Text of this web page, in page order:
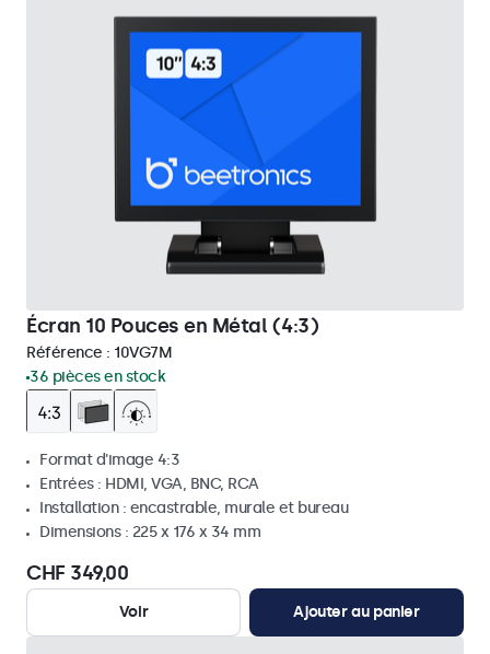
Écran 10 Pouces en Métal (4:3)
Référence : 10VG7M
36 pièces en stock
Format d'image 4:3
Entrées : HDMI, VGA, BNC, RCA
Installation : encastrable, murale et bureau
Dimensions : 225 x 176 x 34 mm
CHF 349,00
Voir Ajouter au panier